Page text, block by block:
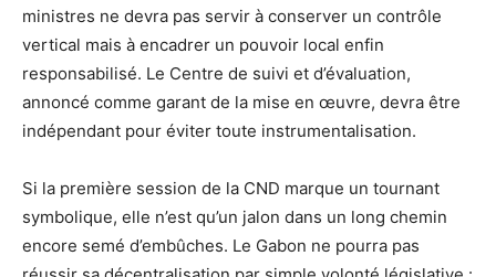
ministres ne devra pas servir à conserver un contrôle
vertical mais à encadrer un pouvoir local enfin
responsabilisé. Le Centre de suivi et d’évaluation,
annoncé comme garant de la mise en œuvre, devra être
indépendant pour éviter toute instrumentalisation.
Si la première session de la CND marque un tournant
symbolique, elle n’est qu’un jalon dans un long chemin
encore semé d’embûches. Le Gabon ne pourra pas